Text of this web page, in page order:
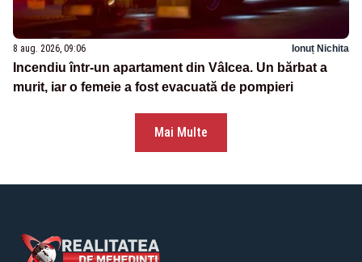
8 aug. 2026, 09:06 Ionuț Nichita
Incendiu într-un apartament din Vâlcea. Un bărbat a
murit, iar o femeie a fost evacuată de pompieri
Mai Multe